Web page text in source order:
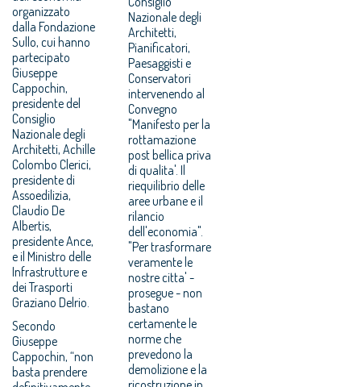
organizzato
dalla Fondazione
Sullo, cui hanno
partecipato
Giuseppe
Cappochin,
presidente del
Consiglio
Nazionale degli
Architetti, Achille
Colombo Clerici,
presidente di
Assoedilizia,
Claudio De
Albertis,
presidente Ance,
e il Ministro delle
Infrastrutture e
dei Trasporti
Graziano Delrio.
Secondo
Giuseppe
Cappochin, “non
basta prendere
Nazionale degli
Architetti,
Pianificatori,
Paesaggisti e
Conservatori
intervenendo al
Convegno
"Manifesto per la
rottamazione
post bellica priva
di qualita'. Il
riequilibrio delle
aree urbane e il
rilancio
dell'economia".
"Per trasformare
veramente le
nostre citta' -
prosegue - non
bastano
certamente le
norme che
prevedono la
demolizione e la